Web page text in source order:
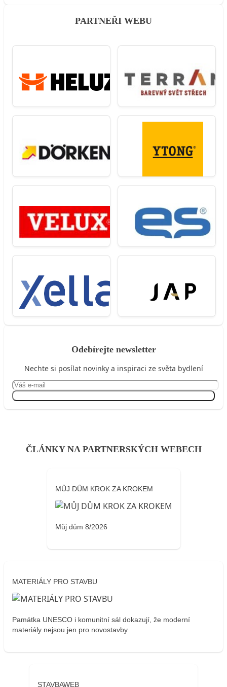
PARTNEŘI WEBU
Odebírejte newsletter
Nechte si posílat novinky a inspiraci ze světa bydlení
ČLÁNKY NA PARTNERSKÝCH WEBECH
MŮJ DŮM KROK ZA KROKEM
Můj dům 8/2026
MATERIÁLY PRO STAVBU
Památka UNESCO i komunitní sál dokazují, že moderní
materiály nejsou jen pro novostavby
STAVBAWEB